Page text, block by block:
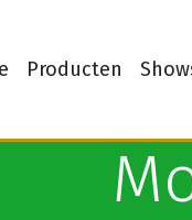
Producten